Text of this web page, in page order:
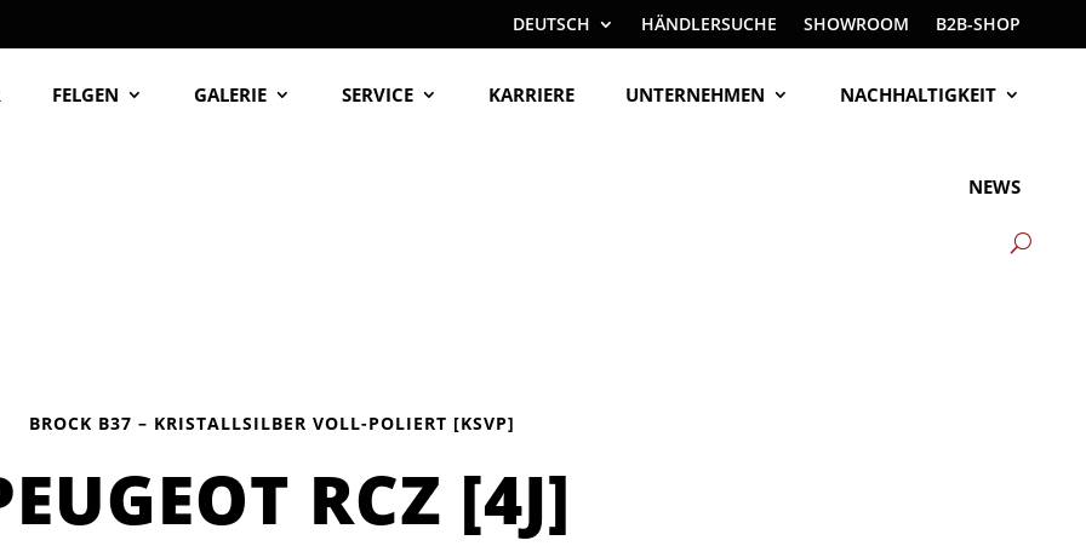
DEUTSCH HÄNDLERSUCHE SHOWROOM B2B-SHOP
FELGEN GALERIE SERVICE KARRIERE UNTERNEHMEN NACHHALTIGKEIT
NEWS
BROCK B37 – KRISTALLSILBER VOLL-POLIERT [KSVP]
RCZ [4J]